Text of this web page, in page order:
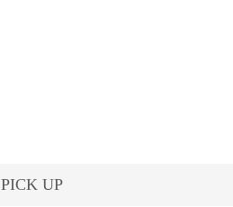
PICK UP